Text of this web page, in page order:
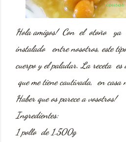
Hola amigos! Con el otoño ya
instalado entre nosotros, este
cuerpo y el paladar. La receta es
que me tiene cautivada, en casa
Haber que os parece a vosotros!
Ingredientes:
1 pollo de 1.500g